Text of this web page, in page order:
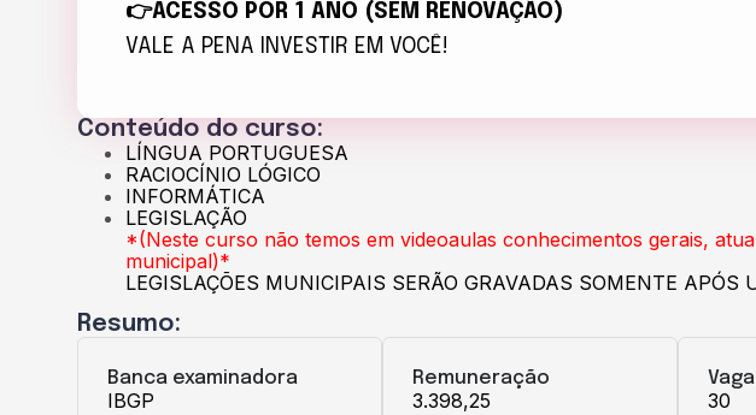
👉ACESSO POR 1 ANO (SEM RENOVAÇÃO)
VALE A PENA INVESTIR EM VOCÊ!
Conteúdo do curso:
LÍNGUA PORTUGUESA
RACIOCÍNIO LÓGICO
INFORMÁTICA
LEGISLAÇÃO
*(Neste curso não temos em videoaulas conhecimentos gerais,
municipal)*
LEGISLAÇÕES MUNICIPAIS SERÃO GRAVADAS SOMENTE APÓS
Resumo:
Banca examinadora
IBGP
Remuneração
3.398,25 30